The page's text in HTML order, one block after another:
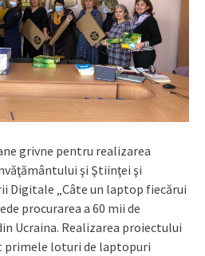
grivne pentru realizarea
şi Ştiinţei şi
Digitale „Câte un laptop fiecărui
procurarea a 60 mii de
Ucraina. Realizarea proiectului
primele loturi de laptopuri